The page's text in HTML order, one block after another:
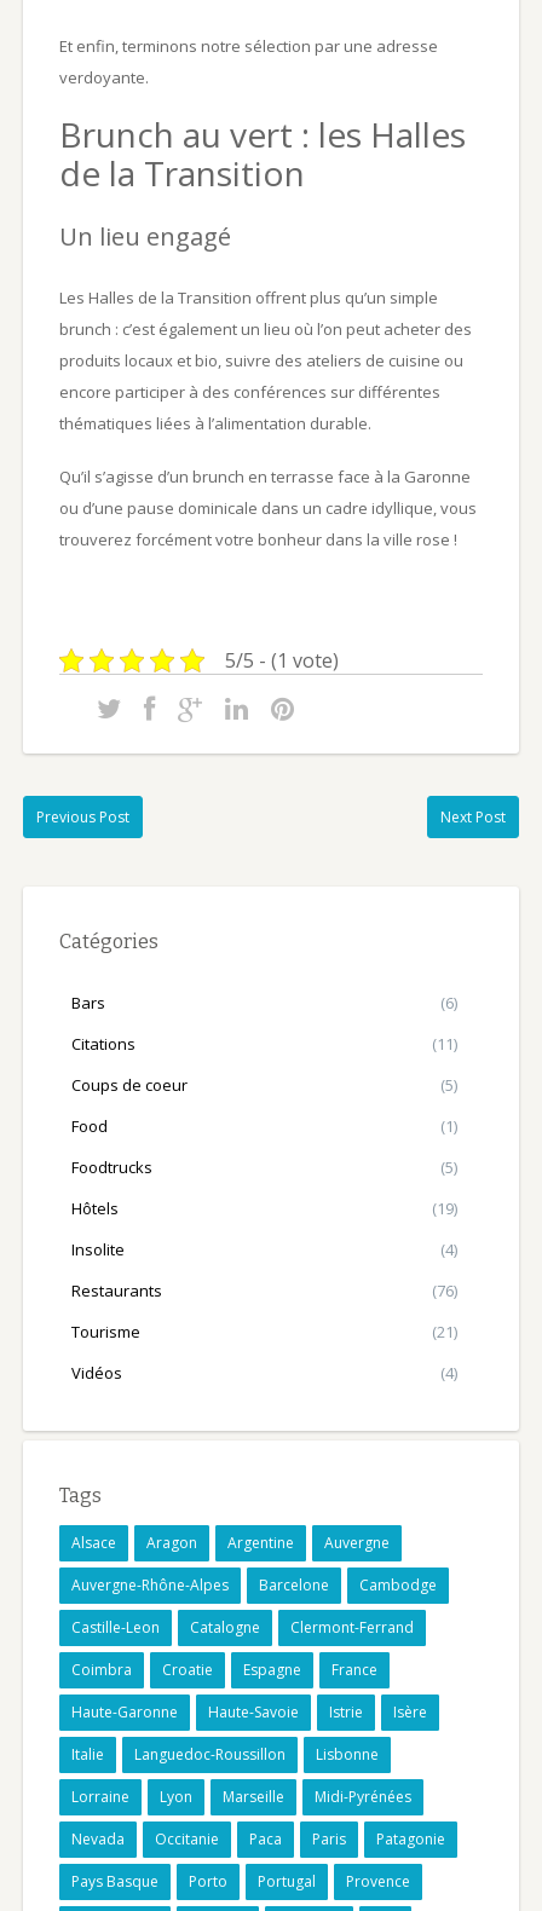
Et enfin, terminons notre sélection par une adresse
verdoyante.
Brunch au vert : les Halles
de la Transition
Un lieu engagé
Les Halles de la Transition offrent plus qu’un simple
brunch : c’est également un lieu où l’on peut acheter des
produits locaux et bio, suivre des ateliers de cuisine ou
encore participer à des conférences sur différentes
thématiques liées à l’alimentation durable.
Qu’il s’agisse d’un brunch en terrasse face à la Garonne
ou d’une pause dominicale dans un cadre idyllique, vous
trouverez forcément votre bonheur dans la ville rose !
5/5 - (1 vote)
Previous Post Next Post
Catégories
Bars
(6)
Citations
(11)
Coups de coeur
(5)
Food
(1)
Foodtrucks
(5)
Hôtels
(19)
Insolite
(4)
Restaurants
(76)
Tourisme
(21)
Vidéos
(4)
Tags
Alsace Aragon Argentine Auvergne
Auvergne-Rhône-Alpes Barcelone Cambodge
Castille-Leon Catalogne Clermont-Ferrand
Coimbra Croatie Espagne France
Haute-Garonne Haute-Savoie Istrie Isère
Italie Languedoc-Roussillon Lisbonne
Lorraine Lyon Marseille Midi-Pyrénées
Nevada Occitanie Paca Paris Patagonie
Pays Basque Porto Portugal Provence